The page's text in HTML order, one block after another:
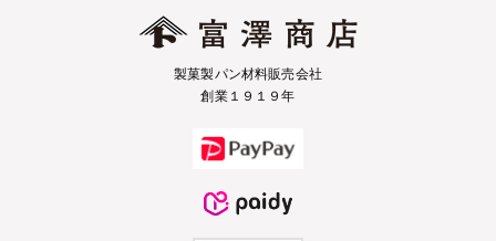
製菓製パン材料販売会社
創業１９１９年